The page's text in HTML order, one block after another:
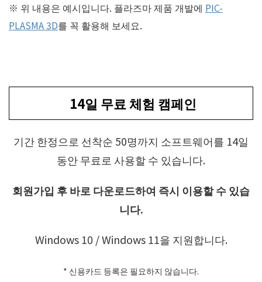
※ 위 내용은 예시입니다. 플라즈마 제품 개발에 PIC-
PLASMA 3D를 꼭 활용해 보세요.
14일 무료 체험 캠페인
기간 한정으로 선착순 50명까지 소프트웨어를 14일
동안 무료로 사용할 수 있습니다.
회원가입 후 바로 다운로드하여 즉시 이용할 수 있습
니다.
Windows 10 / Windows 11을 지원합니다.
* 신용카드 등록은 필요하지 않습니다.